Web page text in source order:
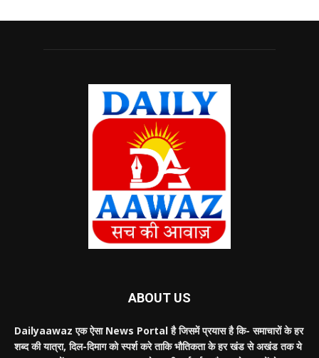
ABOUT US
Dailyaawaz एक ऐसा News Portal है जिसमें प्रयास है कि- समाचारों के हर
शब्द की यात्रा, दिल-दिमाग को स्पर्श करे ताकि भौतिकता के हर खंड से अखंड तक ये